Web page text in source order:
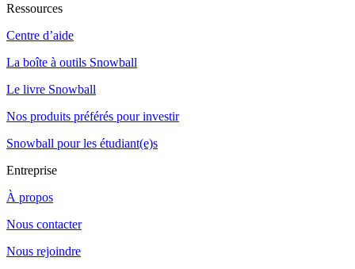
Ressources
Centre d’aide
La boîte à outils Snowball
Le livre Snowball
Nos produits préférés pour investir
Snowball pour les étudiant(e)s
Entreprise
À propos
Nous contacter
Nous rejoindre